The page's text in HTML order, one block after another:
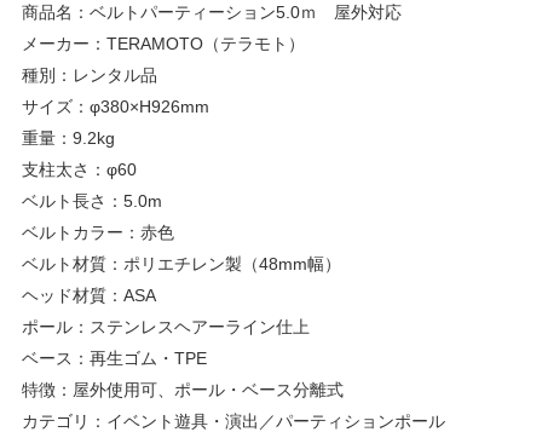
商品名：ベルトパーティーション5.0ｍ 屋外対応
メーカー：TERAMOTO（テラモト）
種別：レンタル品
サイズ：φ380×H926mm
重量：9.2kg
支柱太さ：φ60
ベルト長さ：5.0m
ベルトカラー：赤色
ベルト材質：ポリエチレン製（48mm幅）
ヘッド材質：ASA
ポール：ステンレスヘアーライン仕上
ベース：再生ゴム・TPE
特徴：屋外使用可、ポール・ベース分離式
カテゴリ：イベント遊具・演出／パーティションポール